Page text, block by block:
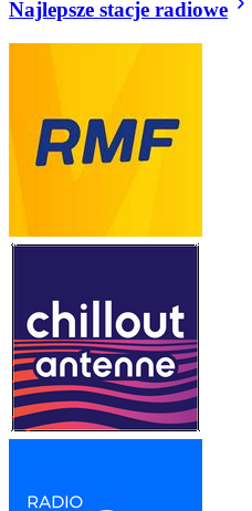
Najlepsze stacje radiowe